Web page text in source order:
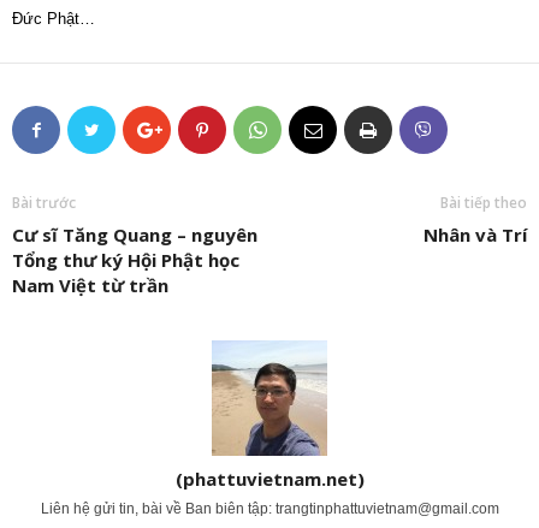
Đức Phật…
Bài trước
Cư sĩ Tăng Quang – nguyên
Tổng thư ký Hội Phật học
Nam Việt từ trần
Bài tiếp theo
Nhân và Trí
(phattuvietnam.net)
Liên hệ gửi tin, bài về Ban biên tập: trangtinphattuvietnam@gmail.com